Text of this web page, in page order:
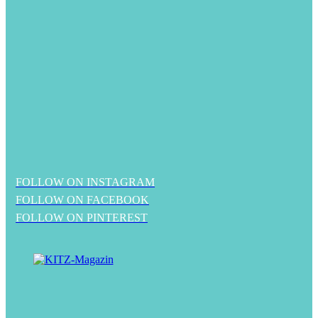
FOLLOW ON INSTAGRAM
FOLLOW ON FACEBOOK
FOLLOW ON PINTEREST